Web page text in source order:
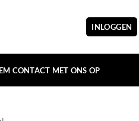
INLOGGEN
CONTACT MET ONS OP